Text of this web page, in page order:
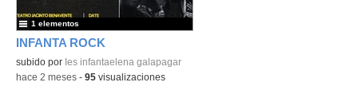
INFANTA ROCK
subido por Ies infantaelena galapagar
1 elementos
-hace 2 meses - 95 visualizaciones